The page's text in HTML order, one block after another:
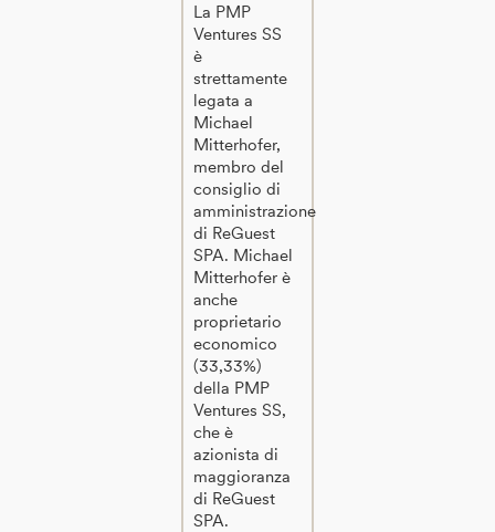
La PMP
Ventures SS
è
strettamente
legata a
Michael
Mitterhofer,
membro del
consiglio di
amministrazione
di ReGuest
SPA. Michael
Mitterhofer è
anche
proprietario
economico
(33,33%)
della PMP
Ventures SS,
che è
azionista di
maggioranza
di ReGuest
SPA.